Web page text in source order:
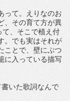
って。えりなのお
、その育て方が異
、そこで植え付
。でも実はそれが
ことで、壁にぶつ
に入っている描写
いた歌詞なんで